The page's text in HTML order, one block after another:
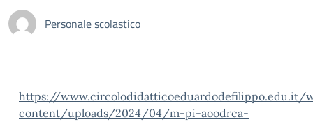
Personale scolastico
https://www.circolodidatticoeduardodefilippo.edu.it/
content/uploads/2024/04/m-pi-aoodrca-